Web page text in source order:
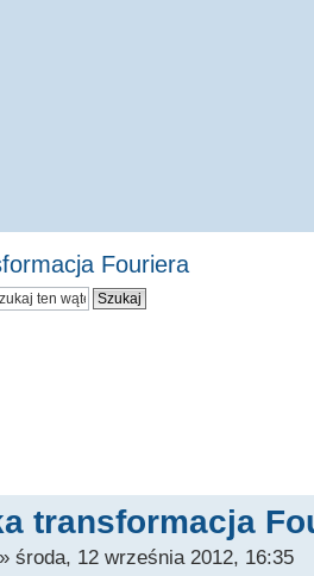
Fouriera
transformacja
» środa, 12 września 2012, 16:35